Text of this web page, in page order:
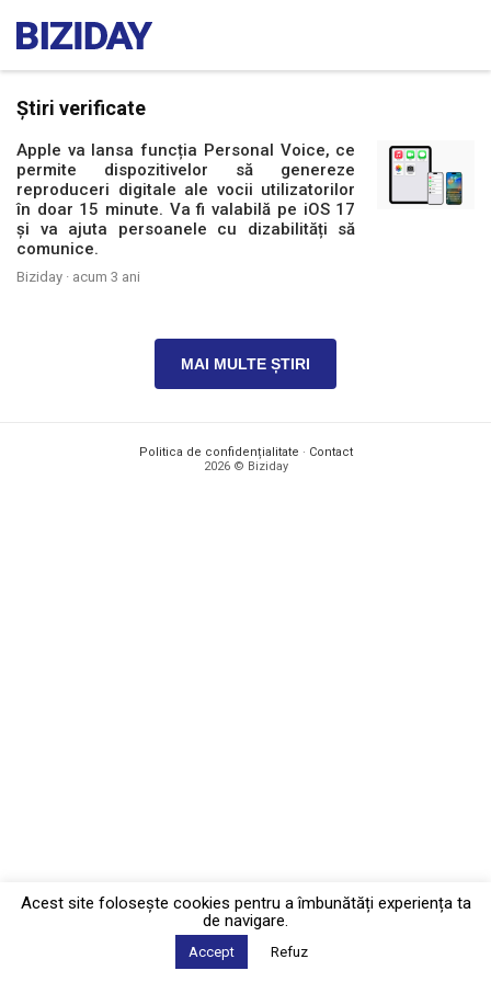
Știri verificate
Apple va lansa funcția Personal Voice, ce
permite dispozitivelor să genereze
reproduceri digitale ale vocii utilizatorilor
în doar 15 minute. Va fi valabilă pe iOS 17
și va ajuta persoanele cu dizabilități să
comunice.
Biziday · acum 3 ani
MAI MULTE ȘTIRI
Politica de confidențialitate · Contact
2026 © Biziday
Acest site foloseşte cookies pentru a îmbunătăți experiența ta
de navigare.
Accept Refuz